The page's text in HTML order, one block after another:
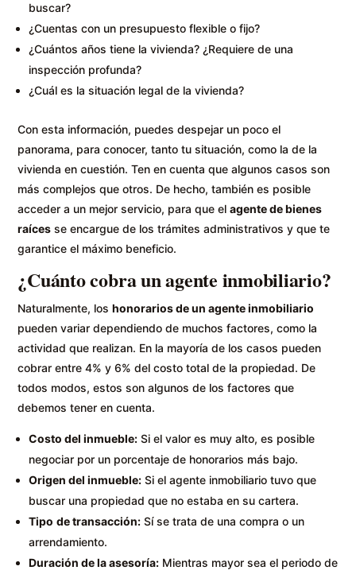
buscar?
¿Cuentas con un presupuesto flexible o fijo?
¿Cuántos años tiene la vivienda? ¿Requiere de una
inspección profunda?
¿Cuál es la situación legal de la vivienda?
Con esta información, puedes despejar un poco el
panorama, para conocer, tanto tu situación, como la de la
vivienda en cuestión. Ten en cuenta que algunos casos son
más complejos que otros. De hecho, también es posible
acceder a un mejor servicio, para que elagente de bienes
raíces se encargue de los trámites administrativos y que te
garantice el máximo beneficio.
¿Cuánto cobra un agente inmobiliario?
Naturalmente, loshonorarios de un agente inmobiliario
pueden variar dependiendo de muchos factores, como la
actividad que realizan. En la mayoría de los casos pueden
cobrar entre 4% y 6% del costo total de la propiedad. De
todos modos, estos son algunos de los factores que
debemos tener en cuenta.
Costo del inmueble: Si el valor es muy alto, es posible
negociar por un porcentaje de honorarios más bajo.
Origen del inmueble: Si el agente inmobiliario tuvo que
buscar una propiedad que no estaba en su cartera.
Tipo de transacción: Sí se trata de una compra o un
arrendamiento.
Duración de la asesoría: Mientras mayor sea el periodo de